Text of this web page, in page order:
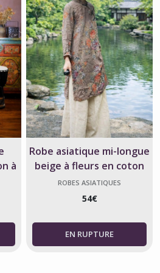
à
Robe asiatique mi-longue
beige à fleurs en coton
ROBES ASIATIQUES
54€